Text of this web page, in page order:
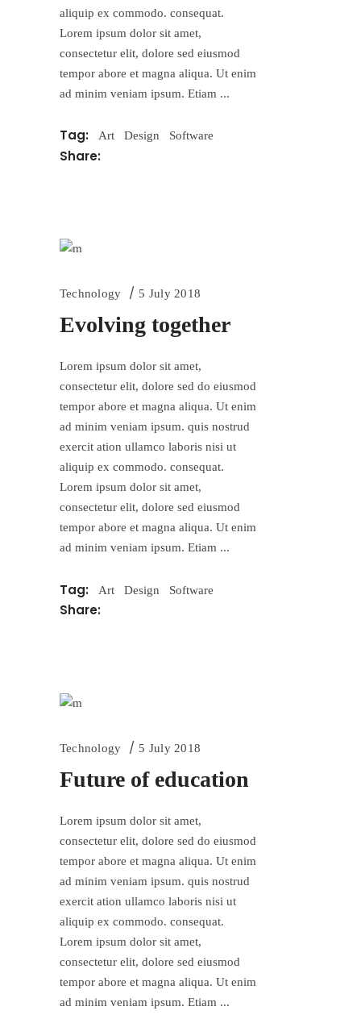
aliquip ex commodo. consequat.
Lorem ipsum dolor sit amet,
consectetur elit, dolore sed eiusmod
tempor abore et magna aliqua. Ut enim
ad minim veniam ipsum. Etiam
Tag: Art Design Software
Share:
Technology 5 July 2018
Evolving together
Lorem ipsum dolor sit amet,
consectetur elit, dolore sed do eiusmod
tempor abore et magna aliqua. Ut enim
ad minim veniam ipsum. quis nostrud
exercit ation ullamco laboris nisi ut
aliquip ex commodo. consequat.
Lorem ipsum dolor sit amet,
consectetur elit, dolore sed eiusmod
tempor abore et magna aliqua. Ut enim
ad minim veniam ipsum. Etiam
Tag: Art Design Software
Share:
Technology 5 July 2018
Future of education
Lorem ipsum dolor sit amet,
consectetur elit, dolore sed do eiusmod
tempor abore et magna aliqua. Ut enim
ad minim veniam ipsum. quis nostrud
exercit ation ullamco laboris nisi ut
aliquip ex commodo. consequat.
Lorem ipsum dolor sit amet,
consectetur elit, dolore sed eiusmod
tempor abore et magna aliqua. Ut enim
ad minim veniam ipsum. Etiam